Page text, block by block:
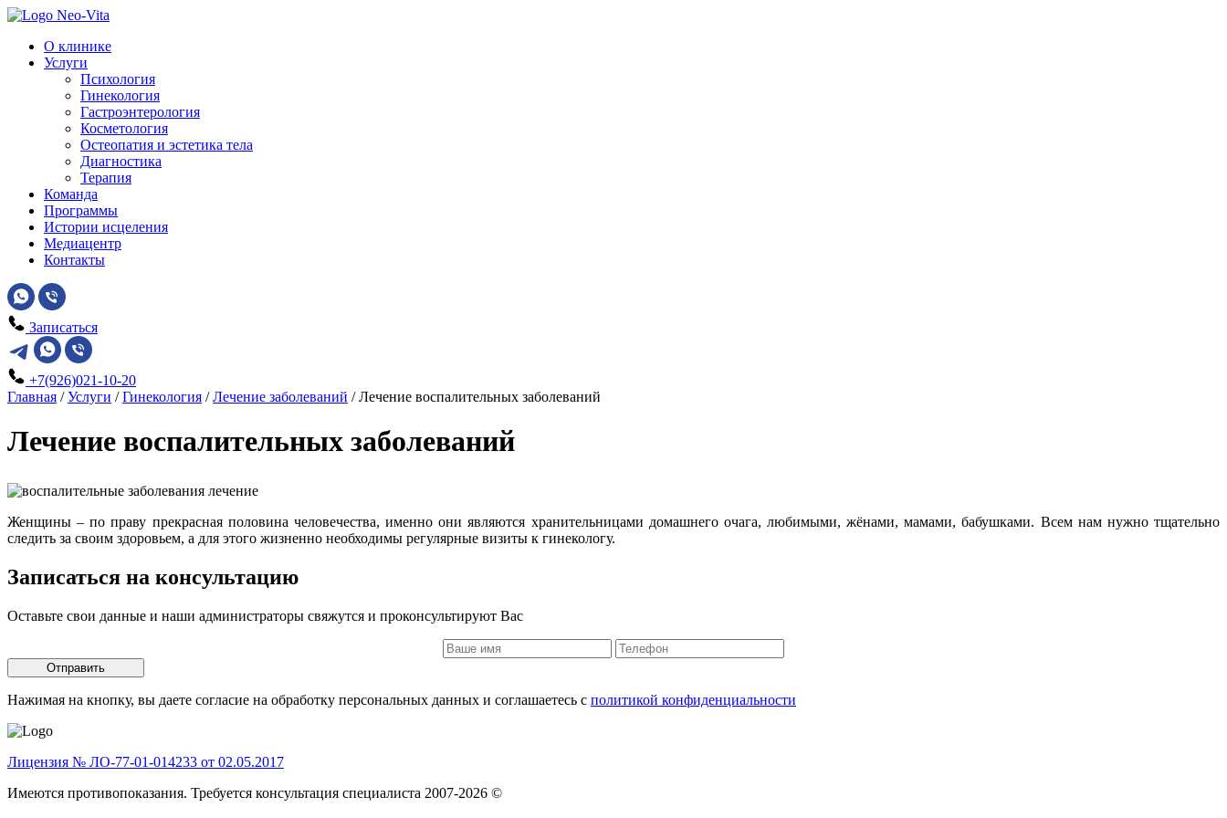
О клинике
Услуги
Психология
Гинекология
Гастроэнтерология
Косметология
Остеопатия и эстетика тела
Диагностика
Терапия
Команда
Программы
Истории исцеления
Медиацентр
Контакты
Записаться
+7(926)021-10-20
Главная /Услуги /Гинекология /Лечение заболеваний /Лечение воспалительных заболеваний
Лечение воспалительных заболеваний
Женщины – по праву прекрасная половина человечества, именно они являются хранительницами домашнего очага, любимыми, жёнами, мамами, бабушками. Всем нам нужно тщательно
следить за своим здоровьем, а для этого жизненно необходимы регулярные визиты к гинекологу.
Записаться на консультацию
Оставьте свои данные и наши администраторы свяжутся и проконсультируют Вас
Отправить
Нажимая на кнопку, вы даете согласие на обработку персональных данных и соглашаетесь c политикой конфиденциальности
Лицензия № ЛО-77-01-014233 от 02.05.2017
Имеются противопоказания. Требуется консультация специалиста 2007-2026 ©